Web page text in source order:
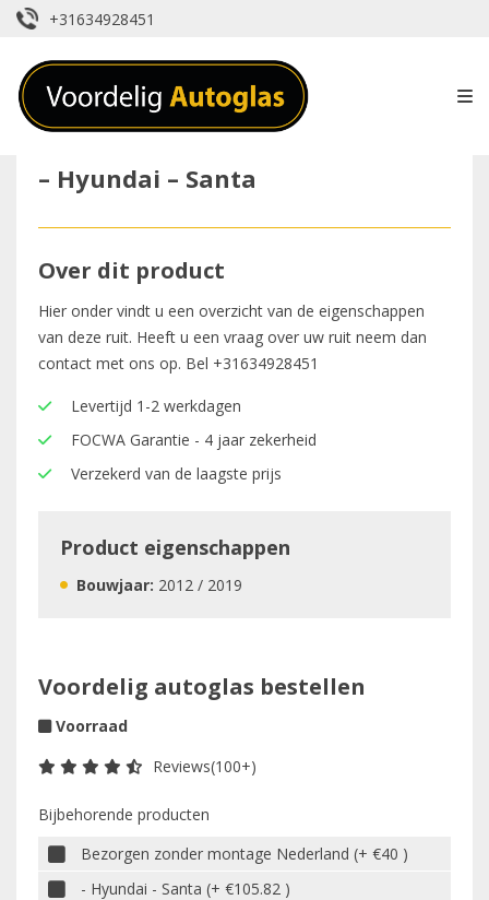
+31634928451
– Hyundai – Santa
Over dit product
Hier onder vindt u een overzicht van de eigenschappen
van deze ruit. Heeft u een vraag over uw ruit neem dan
contact met ons op. Bel +31634928451
Levertijd 1-2 werkdagen
FOCWA Garantie - 4 jaar zekerheid
Verzekerd van de laagste prijs
Product eigenschappen
Bouwjaar: 2012 / 2019
Voordelig autoglas bestellen
Voorraad
Reviews(100+)
Bijbehorende producten
Bezorgen zonder montage Nederland (+ €40 )
- Hyundai - Santa (+ €105.82 )